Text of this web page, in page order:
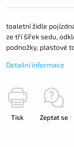
toaletní židle
ze tří šířek sedu,
podnožky, plastové
Detailní informace
Tisk Zeptat se